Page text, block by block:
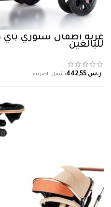
عربة اطفال ستوري باي
للبالغين
ر.س